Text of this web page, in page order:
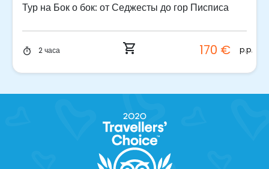
Тур на Бок о бок: от Седжесты до гор Писписа
timer 2 часа shopping_cart 170 € p.p.